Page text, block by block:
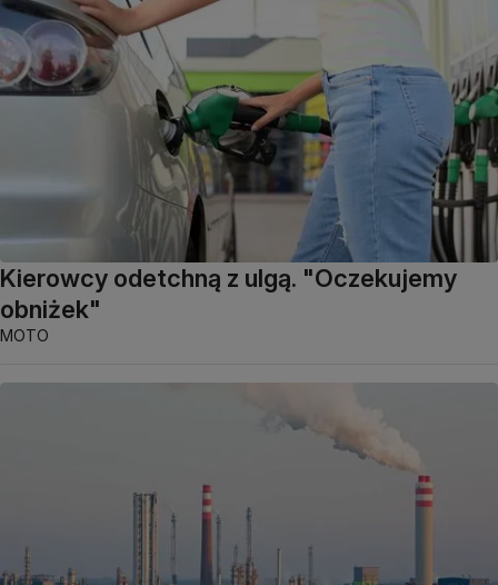
Kierowcy odetchną z ulgą. "Oczekujemy
obniżek"
MOTO